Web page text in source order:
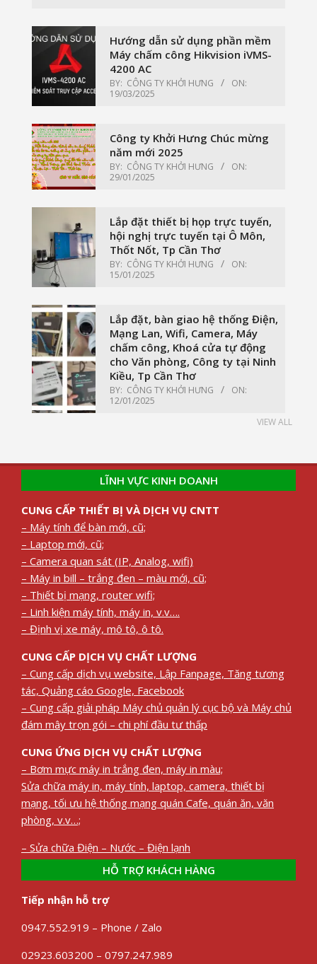
Hướng dẫn sử dụng phần mềm
Máy chấm công Hikvision iVMS-
4200 AC
BY: CÔNG TY KHỞI HƯNG
ON:
19/03/2025
Công ty Khởi Hưng Chúc mừng
năm mới 2025
BY: CÔNG TY KHỞI HƯNG
ON:
29/01/2025
Lắp đặt thiết bị họp trực tuyến,
hội nghị trực tuyến tại Ô Môn,
Thốt Nốt, Tp Cần Thơ
BY: CÔNG TY KHỞI HƯNG
ON:
15/01/2025
Lắp đặt, bàn giao hệ thống Điện,
Mạng Lan, Wifi, Camera, Máy
chấm công, Khoá cửa tự động
cho Văn phòng, Công ty tại Ninh
Kiều, Tp Cần Thơ
BY: CÔNG TY KHỞI HƯNG
ON:
12/01/2025
VIEW ALL
LĨNH VỰC KINH DOANH
CUNG CẤP THIẾT BỊ VÀ DỊCH VỤ CNTT
– Máy tính để bàn mới, cũ;
– Laptop mới, cũ;
– Camera quan sát (IP, Analog, wifi)
– Máy in bill – trắng đen – màu mới, cũ;
– Thiết bị mạng, router wifi;
– Linh kiện máy tính, máy in, v.v….
– Định vị xe máy, mô tô, ô tô.
CUNG CẤP DỊCH VỤ CHẤT LƯỢNG
– Cung cấp dịch vụ website, Lập Fanpage, Tăng tương
tác, Quảng cáo Google, Facebook
– Cung cấp giải pháp Máy chủ quản lý cục bộ và Máy chủ
đám mây trọn gói – chi phí đầu tư thấp
CUNG ỨNG DỊCH VỤ CHẤT LƯỢNG
– Bơm mực máy in trắng đen, máy in màu;
Sửa chữa máy in, máy tính, laptop, camera, thiết bị
mạng, tối ưu hệ thống mạng quán Cafe, quán ăn, văn
phòng, v.v…;
– Sửa chữa Điện – Nước – Điện lạnh
HỖ TRỢ KHÁCH HÀNG
Tiếp nhận hỗ trợ
0947.552.919 – Phone / Zalo
02923.603200 – 0797.247.989